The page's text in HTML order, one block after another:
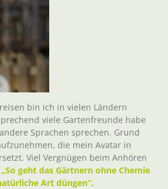
bin ich in vielen Ländern
viele Gartenfreunde habe
Sprachen sprechen. Grund
die mein Avatar in
Viel Vergnügen beim Anhören
„So geht das Gärtnern ohne Chemie
Art düngen“.